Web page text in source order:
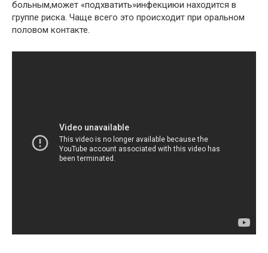
больным,может «подхватить»инфекциюи находится в
группе риска. Чаще всего это происходит при оральном
половом контакте.